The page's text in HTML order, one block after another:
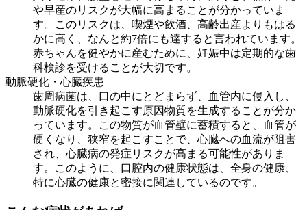
や早産のリスクが大幅に高まることが分かっていま
す。このリスクは、喫煙や飲酒、高齢出産よりもはる
かに高く、なんと約7倍にも達すると言われています。
赤ちゃんを健やかに産むために、妊娠中は定期的な歯
科検診を受けることが大切です。
動脈硬化・心臓疾患
歯周病菌は、口の中にとどまらず、血管内に侵入し、
動脈硬化を引き起こす原因物質を生成することが分か
っています。この物質が血管壁に蓄積すると、血管が
硬くなり、狭窄を起こすことで、心臓への血流が阻害
され、心臓病の発症リスクが高まる可能性がありま
す。このように、口腔内の健康状態は、全身の健康、
特に心臓の健康と密接に関連しているのです。